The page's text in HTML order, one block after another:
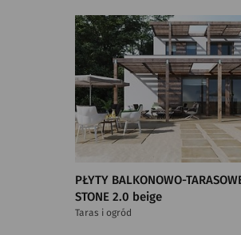
PŁYTY BALKONOWO-
STONE 2.0 beige
Taras i ogród